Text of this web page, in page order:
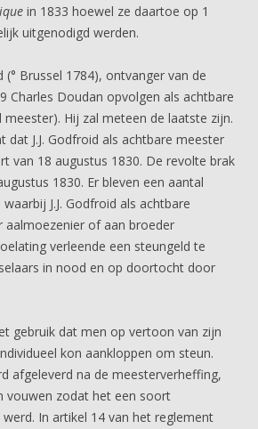
in 1833 hoewel ze daartoe op 1
uitgenodigd werden.
(° Brussel 1784), ontvanger van de
Charles Doudan opvolgen als achtbare
Hij zal meteen de laatste zijn.
dat J.J. Godfroid als achtbare meester
van 18 augustus 1830. De revolte brak
1830. Er bleven een aantal
J.J. Godfroid als achtbare
aalmoezenier of aan broeder
verleende een steungeld te
in nood en op doortocht door
gebruik dat men op vertoon van zijn
kon aankloppen om steun.
afgeleverd na de meesterverheffing,
vouwen zodat het een soort
In artikel 14 van het reglement